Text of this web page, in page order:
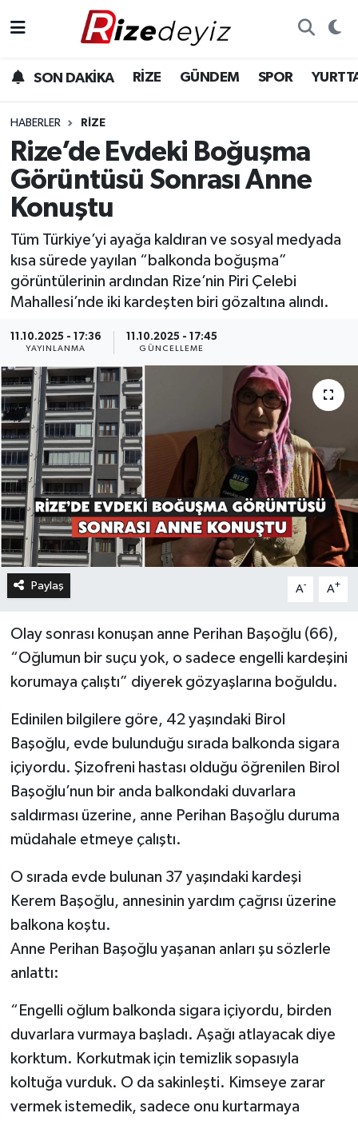
SON DAKİKA RİZE GÜNDEM SPOR
HABERLER RIZE
Rize’de Evdeki Boğuşma
Görüntüsü Sonrası Anne
Konuştu
Tüm Türkiye’yi ayağa kaldıran ve sosyal medyada
kısa sürede yayılan “balkonda boğuşma”
görüntülerinin ardından Rize’nin Piri Çelebi
Mahallesi’nde iki kardeşten biri gözaltına alındı.
11.10.2025 - 17:36
YAYINLANMA
11.10.2025 - 17:45
GÜNCELLEME
Paylaş A- A+
Olay sonrası konuşan anne Perihan Başoğlu (66),
“Oğlumun bir suçu yok, o sadece engelli kardeşini
korumaya çalıştı” diyerek gözyaşlarına boğuldu.
Edinilen bilgilere göre, 42 yaşındaki Birol
Başoğlu, evde bulunduğu sırada balkonda sigara
içiyordu. Şizofreni hastası olduğu öğrenilen Birol
Başoğlu’nun bir anda balkondaki duvarlara
saldırması üzerine, anne Perihan Başoğlu duruma
müdahale etmeye çalıştı.
O sırada evde bulunan 37 yaşındaki kardeşi
Kerem Başoğlu, annesinin yardım çağrısı üzerine
balkona koştu.
Anne Perihan Başoğlu yaşanan anları şu sözlerle
anlattı:
“Engelli oğlum balkonda sigara içiyordu, birden
duvarlara vurmaya başladı. Aşağı atlayacak diye
korktum. Korkutmak için temizlik sopasıyla
koltuğa vurduk. O da sakinleşti. Kimseye zarar
vermek istemedik, sadece onu kurtarmaya
Gündem
Yurttan Haberler
Ekonomi
Teknoloji
Sağlık
Rize Hava Durumu
Rize Trafik Yoğunluk Haritası
Süper Lig Puan Durumu ve Fikstür
Tüm Manşetler
Son Dakika Haberleri
Haber Arşivi